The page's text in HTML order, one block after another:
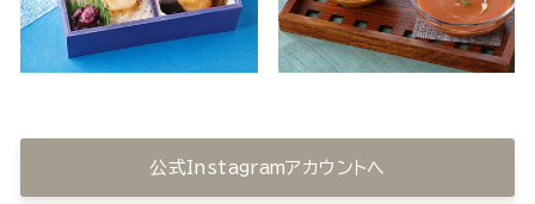
公式Instagramアカウントへ